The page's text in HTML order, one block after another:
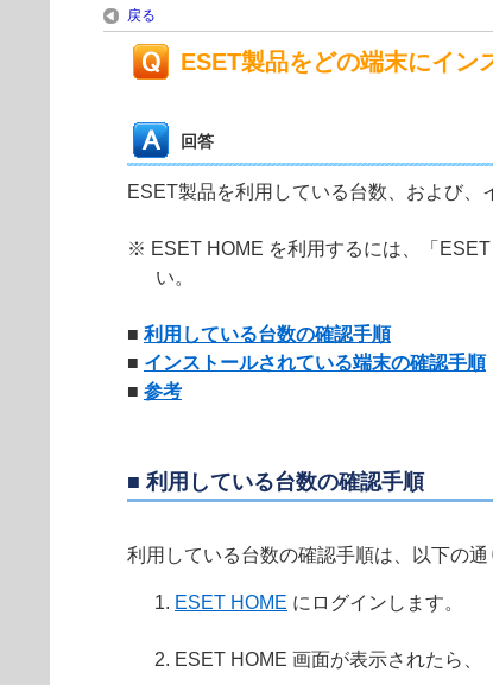
戻る
ESET製品をどの端末にイン
回答
ESET製品を利用している台数、および、
※ ESET HOME を利用するには、「
い。
■ 利用している台数の確認手順
■ インストールされている端末の確認手順
■ 参考
■ 利用している台数の確認手順
利用している台数の確認手順は、以下の通
ESET HOME にログインします。
ESET HOME 画面が表示されたら、